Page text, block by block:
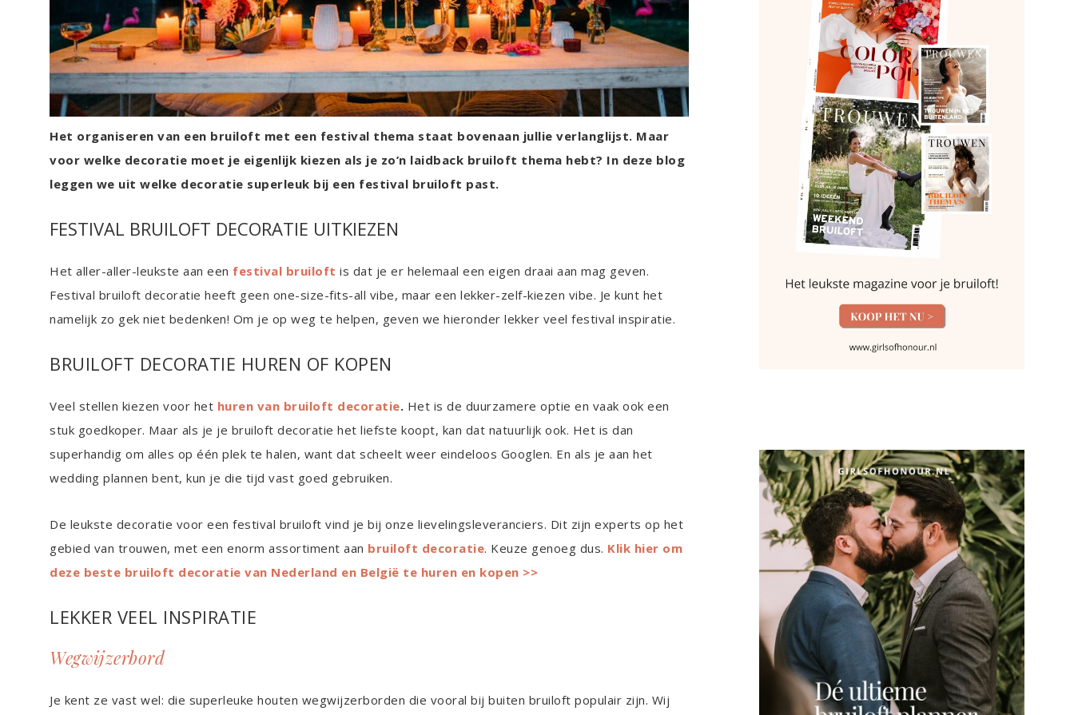
Het organiseren van een bruiloft met een festival thema staat bovenaan jullie verlanglijst. Maar
voor welke decoratie moet je eigenlijk kiezen als je zo’n laidback bruiloft thema hebt? In deze blog
leggen we uit welke decoratie superleuk bij een festival bruiloft past.
FESTIVAL BRUILOFT DECORATIE UITKIEZEN
Het aller-aller-leukste aan een festival bruiloft is dat je er helemaal een eigen draai aan mag geven.
Festival bruiloft decoratie heeft geen one-size-fits-all vibe, maar een lekker-zelf-kiezen vibe. Je kunt het
namelijk zo gek niet bedenken! Om je op weg te helpen, geven we hieronder lekker veel festival inspiratie.
BRUILOFT DECORATIE HUREN OF KOPEN
Veel stellen kiezen voor het huren van bruiloft decoratie. Het is de duurzamere optie en vaak ook een
stuk goedkoper. Maar als je je bruiloft decoratie het liefste koopt, kan dat natuurlijk ook. Het is dan
superhandig om alles op één plek te halen, want dat scheelt weer eindeloos Googlen. En als je aan het
wedding plannen bent, kun je die tijd vast goed gebruiken.
De leukste decoratie voor een festival bruiloft vind je bij onze lievelingsleveranciers. Dit zijn experts op het
gebied van trouwen, met een enorm assortiment aan bruiloft decoratie. Keuze genoeg dus. Klik hier om
deze beste bruiloft decoratie van Nederland en België te huren en kopen >>
LEKKER VEEL INSPIRATIE
Wegwijzerbord
Je kent ze vast wel: die superleuke houten wegwijzerborden die vooral bij buiten bruiloft populair zijn. Wij